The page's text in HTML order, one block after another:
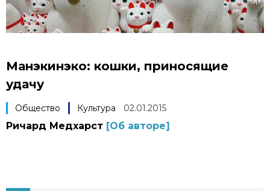
Français
В деталях
Путеводитель по Японии
Манэкинэко: кошки, приносящие
удачу
Общество Культура 02.01.2015
Ричард Медхарст [Об авторе]